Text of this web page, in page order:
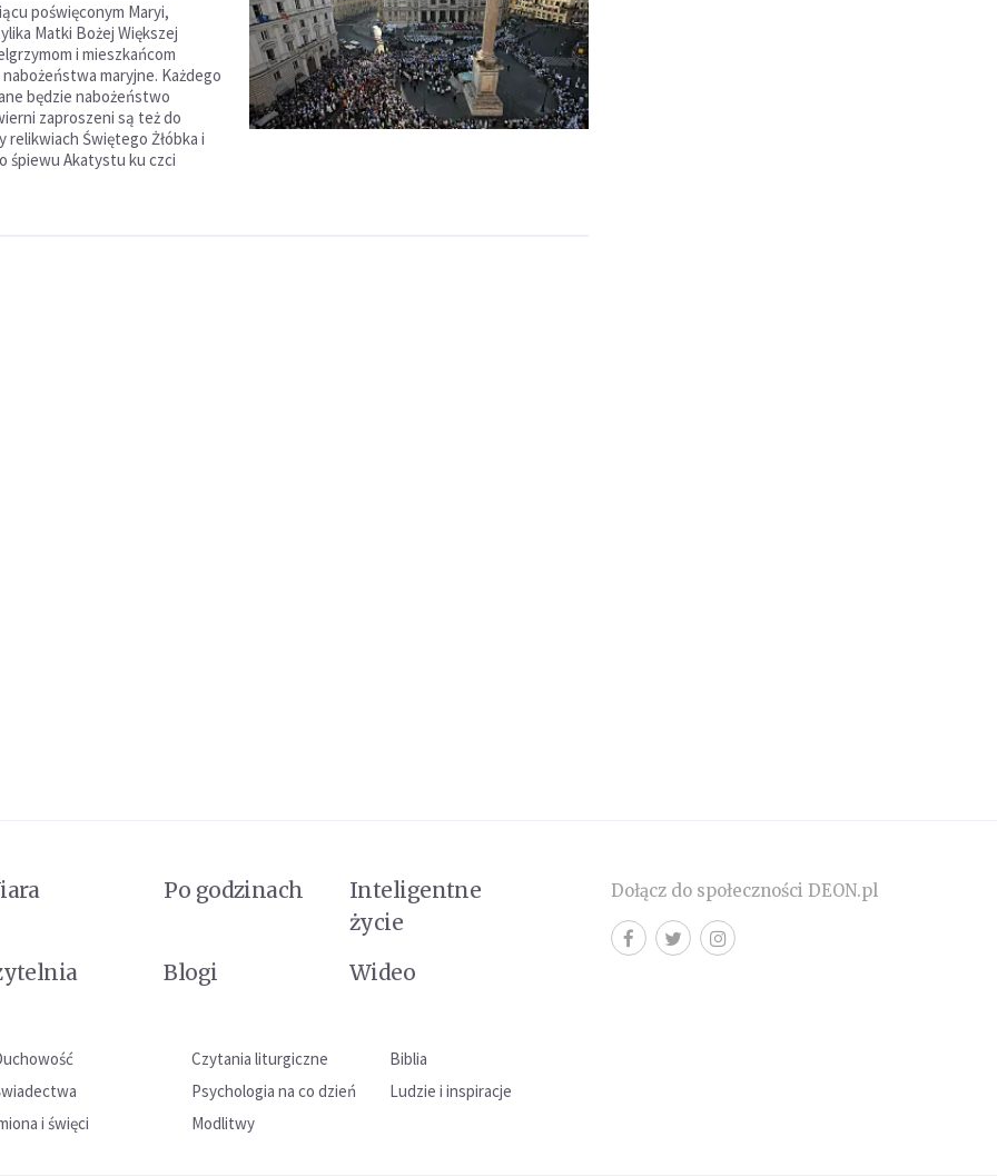
poświęconym Maryi,
Matki Bożej Większej
i mieszkańcom
maryjne. Każdego
będzie nabożeństwo
zaproszeni są też do
relikwiach Świętego Żłóbka i
śpiewu Akatystu ku czci
Po godzinach
Inteligentne
życie
Blogi Wideo
Czytania liturgiczne
Biblia
Psychologia na co dzień
Ludzie i inspiracje
i święci Modlitwy
Dołącz do społeczności DEON.pl